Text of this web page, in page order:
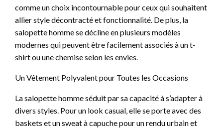
comme un choix incontournable pour ceux qui souhaitent
allier style décontracté et fonctionnalité. De plus, la
salopette homme se décline en plusieurs modèles
modernes qui peuvent être facilement associés à un t-
shirt ou une chemise selon les envies.
Un Vêtement Polyvalent pour Toutes les Occasions
La salopette homme séduit par sa capacité à s’adapter à
divers styles. Pour un look casual, elle se porte avec des
baskets et un sweat à capuche pour un rendu urbain et